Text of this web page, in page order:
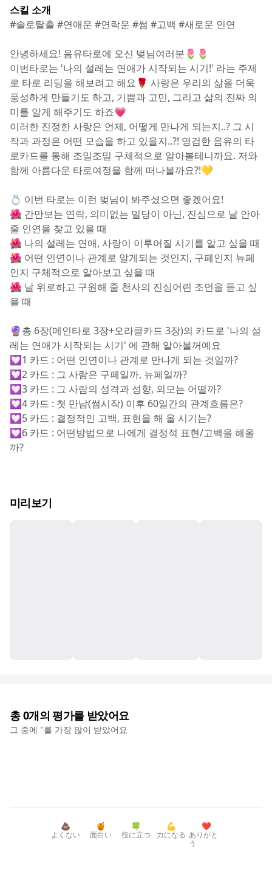
스킬 소개
#솔로탈출 #연애운 #연락운 #썸 #고백 #새로운 인연
안녕하세요! 음유타로에 오신 벚님여러분🌷🌷
이번타로는 '나의 설레는 연애가 시작되는 시기!' 라는 주제
로 타로 리딩을 해보려고 해요🌹 사랑은 우리의 삶을 더욱
풍성하게 만들기도 하고, 기쁨과 고민, 그리고 삶의 진짜 의
미를 알게 해주기도 하죠💗
이러한 진정한 사랑은 언제, 어떻게 만나게 되는지..? 그 시
작과 과정은 어떤 모습을 하고 있을지..?! 영검한 음유의 타
로카드를 통해 조밀조밀 구체적으로 알아볼테니까요. 저와
함께 아름다운 타로여정을 함께 떠나볼까요?!💛
💍 이번 타로는 이런 벚님이 봐주셨으면 좋겠어요!
🌺 간만보는 연락, 의미없는 밀당이 아닌, 진심으로 날 안아
줄 인연을 찾고 있을 때
🌺 나의 설레는 연애, 사랑이 이루어질 시기를 알고 싶을 때
🌺 어떤 인연이나 관계로 알게되는 것인지, 구페인지 뉴페
인지 구체적으로 알아보고 싶을 때
🌺 날 위로하고 구원해 줄 천사의 진심어린 조언을 듣고 싶
을 때
🔮총 6장(메인타로 3장+오라클카드 3장)의 카드로 '나의 설
레는 연애가 시작되는 시기' 에 관해 알아볼꺼예요
💟1 카드 : 어떤 인연이나 관계로 만나게 되는 것일까?
💟2 카드 : 그 사람은 구페일까, 뉴페일까?
💟3 카드 : 그 사람의 성격과 성향, 외모는 어떨까?
💟4 카드 : 첫 만남(썸시작) 이후 60일간의 관계흐름은?
💟5 카드 : 결정적인 고백, 표현을 해 올 시기는?
💟6 카드 : 어떤방법으로 나에게 결정적 표현/고백을 해올
까?
미리보기
총0개의 평가를 받았어요
그 중에 ''를 가장 많이 받았어요
💩
よくない
🍯
面白い
🍀
役に立つ
💪
力になる
❤️
ありがと
う